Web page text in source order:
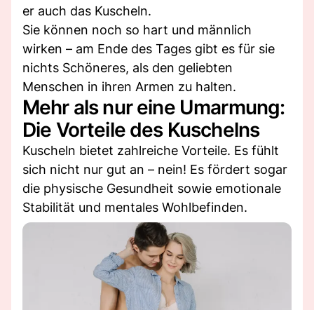
er auch das Kuscheln.
Sie können noch so hart und männlich
wirken – am Ende des Tages gibt es für sie
nichts Schöneres, als den geliebten
Menschen in ihren Armen zu halten.
Mehr als nur eine Umarmung:
Die Vorteile des Kuschelns
Kuscheln bietet zahlreiche Vorteile. Es fühlt
sich nicht nur gut an – nein! Es fördert sogar
die physische Gesundheit sowie emotionale
Stabilität und mentales Wohlbefinden.